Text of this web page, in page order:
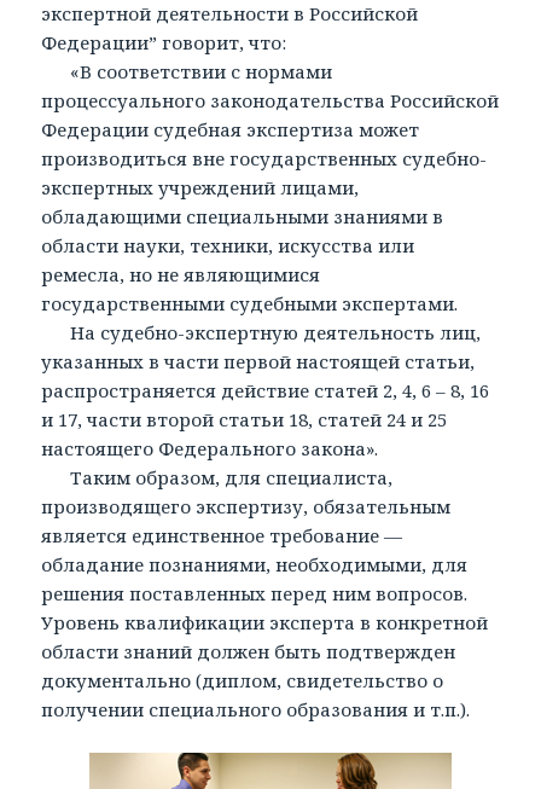
экспертной деятельности в Российской
Федерации” говорит, что:
«В соответствии с нормами
процессуального законодательства Российской
Федерации судебная экспертиза может
производиться вне государственных судебно-
экспертных учреждений лицами,
обладающими специальными знаниями в
области науки, техники, искусства или
ремесла, но не являющимися
государственными судебными экспертами.
На судебно-экспертную деятельность лиц,
указанных в части первой настоящей статьи,
распространяется действие статей 2, 4, 6 – 8, 16
и 17, части второй статьи 18, статей 24 и 25
настоящего Федерального закона».
Таким образом, для специалиста,
производящего экспертизу, обязательным
является единственное требование —
обладание познаниями, необходимыми, для
решения поставленных перед ним вопросов.
Уровень квалификации эксперта в конкретной
области знаний должен быть подтвержден
документально (диплом, свидетельство о
получении специального образования и т.п.).